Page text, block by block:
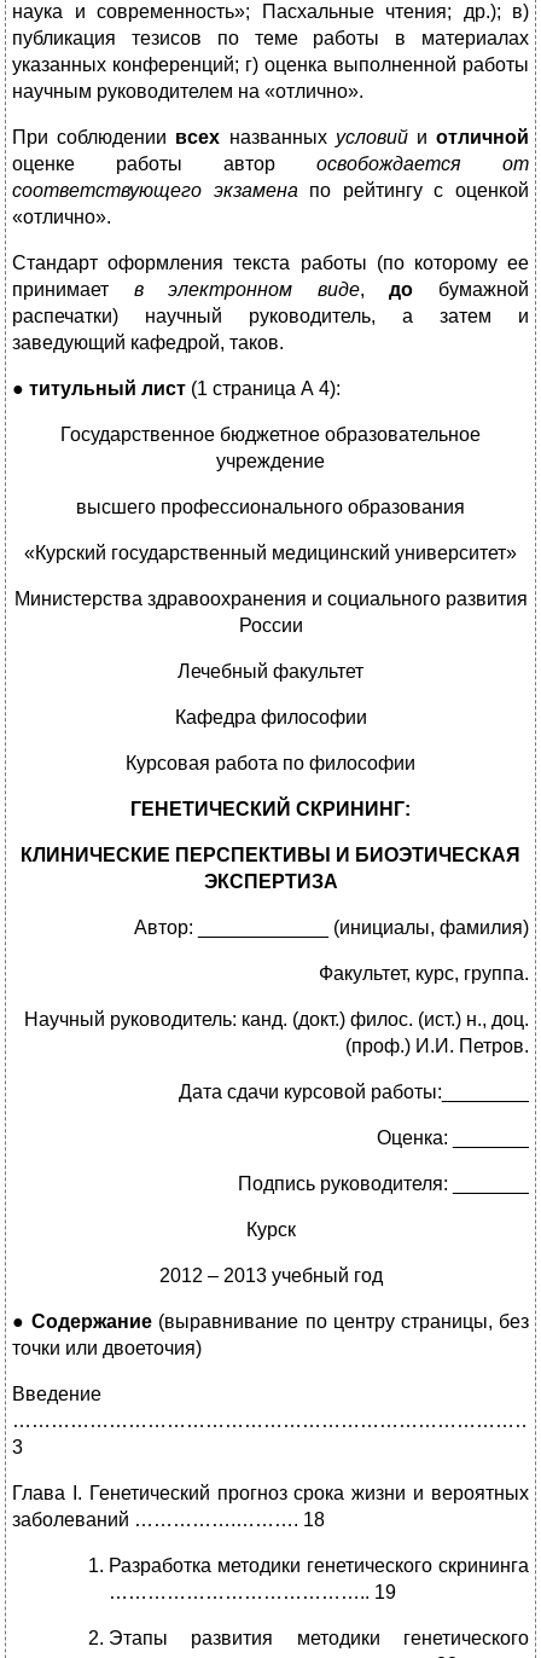
наука и современность»; Пасхальные чтения; др.); в)
публикация тезисов по теме работы в материалах
указанных конференций; г) оценка выполненной работы
научным руководителем на «отлично».
При соблюдении всех названных условийиотличной
оценке работы автор освобождается от
соответствующего экзамена по рейтингу с оценкой
«отлично».
Стандарт оформления текста работы (по которому ее
принимает в электронном виде,до бумажной
распечатки) научный руководитель, а затем и
заведующий кафедрой, таков.
● титульный лист (1 страница А 4):
Государственное бюджетное образовательное
учреждение
высшего профессионального образования
«Курский государственный медицинский университет»
Министерства здравоохранения и социального развития
России
Лечебный факультет
Кафедра философии
Курсовая работа по философии
ГЕНЕТИЧЕСКИЙ СКРИНИНГ:
КЛИНИЧЕСКИЕ ПЕРСПЕКТИВЫ И БИОЭТИЧЕСКАЯ
ЭКСПЕРТИЗА
Автор: ____________ (инициалы, фамилия)
Факультет, курс, группа.
Научный руководитель: канд. (докт.) филос. (ист.) н., доц.
(проф.) И.И. Петров.
Дата сдачи курсовой работы:________
Оценка: _______
Подпись руководителя: _______
Курск
2012 – 2013 учебный год
●Содержание (выравнивание по центру страницы, без
точки или двоеточия)
Введение
3
Глава I. Генетический прогноз срока жизни и вероятных
заболеваний …………….………. 18
Разработка методики генетического скрининга
………………………………….. 19
Этапы развития методики генетического